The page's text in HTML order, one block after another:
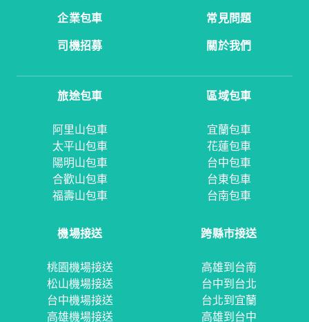
企業包車
常見問題
司機招募
關於我們
旅途包車
阿里山包車
太平山包車
陽明山包車
合歡山包車
福壽山包車
區域包車
宜蘭包車
花蓮包車
台中包車
台東包車
台南包車
機場接送
桃園機場接送
松山機場接送
台中機場接送
高雄機場接送
跨縣市接送
高雄到台南
台中到台北
台北到宜蘭
高雄到台中